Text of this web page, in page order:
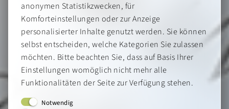
anonymen Statistikzwecken, für
Komforteinstellungen oder zur Anzeige
personalisierter Inhalte genutzt werden. Sie können
selbst entscheiden, welche Kategorien Sie zulassen
möchten. Bitte beachten Sie, dass auf Basis Ihrer
Einstellungen womöglich nicht mehr alle
Funktionalitäten der Seite zur Verfügung stehen.
Notwendig